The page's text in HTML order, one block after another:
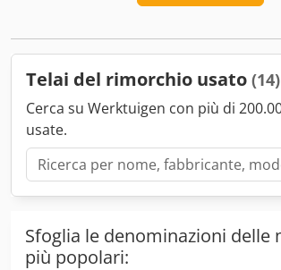
Telai del rimorchio usato (14)
Cerca su Werktuigen con più di
usate.
Sfoglia le denominazioni delle
più popolari: